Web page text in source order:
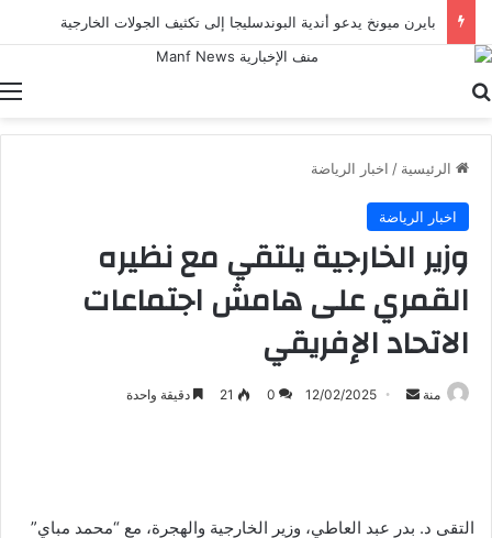
أرسنال يرغب في ضم روميرو من توتنهام
الرئيسية / اخبار الرياضة
اخبار الرياضة
وزير الخارجية يلتقي مع نظيره
القمري على هامش اجتماعات
الاتحاد الإفريقي
منة
أرسل 12/02/2025
0
21 دقيقة واحدة
التقى د. بدر عبد العاطي، وزير الخارجية والهجرة، مع “محمد مباي”